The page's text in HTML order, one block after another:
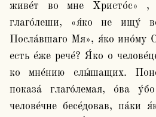
живе́т во мне Христо́с» ,
глаго́леши, «я́ко не ищу́
Посла́вшаго Мя», я́ко ино́му
есть е́же рече́? Я́ко о
ко мне́нию слы́шащих.
показа́ глаго́лемая, о́ва
челове́чне бесе́довав, па́ки